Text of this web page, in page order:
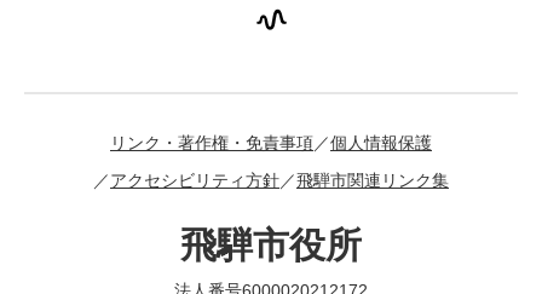
リンク・著作権・免責事項
個人情報保護
アクセシビリティ方針
飛騨市関連リンク集
飛騨市役所
法人番号6000020212172